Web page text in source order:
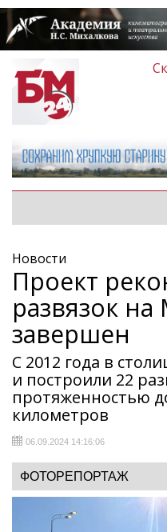
Новости
Проект
развязок
завершен
С 2012 года в
и построили 22
протяженностью
километров
06.09.2024 14:16:06
ФОТОРЕПОРТАЖ